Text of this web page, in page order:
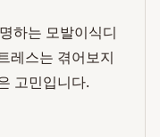
하는 모발이식디
레스는 겪어보지
고민입니다.